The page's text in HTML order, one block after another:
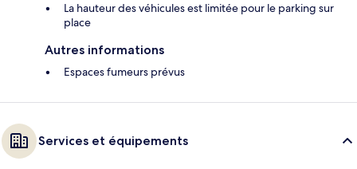
La hauteur des véhicules est limitée pour le parking sur
place
Autres informations
Espaces fumeurs prévus
Services et équipements